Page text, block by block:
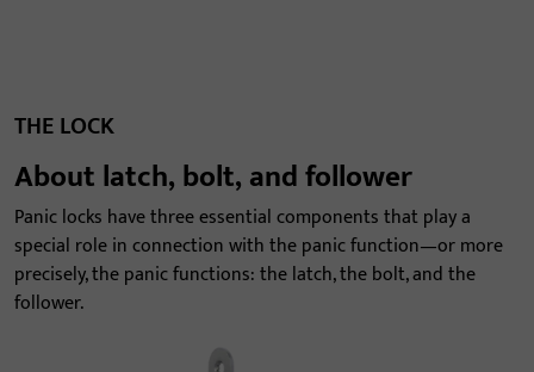
THE LOCK
About latch, bolt, and follower
Panic locks have three essential components that play a
special role in connection with the panic function—or more
precisely, the panic functions: the latch, the bolt, and the
follower.